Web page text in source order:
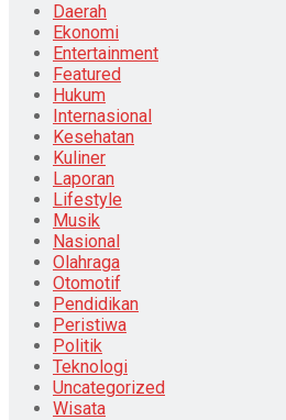
Daerah
Ekonomi
Entertainment
Featured
Hukum
Internasional
Kesehatan
Kuliner
Laporan
Lifestyle
Musik
Nasional
Olahraga
Otomotif
Pendidikan
Peristiwa
Politik
Teknologi
Uncategorized
Wisata